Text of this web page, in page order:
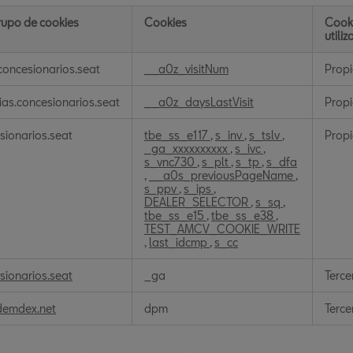
de cookies Cookies
__a0z_visitNum
__a0z_daysLastVisit
tbe_ss_e117 , s_inv , s_tslv ,
_ga_xxxxxxxxxx , s_ivc ,
s_vnc730 , s_plt , s_tp , s_dfa
,
__a0s_previousPageName ,
s_ppv , s_ips ,
DEALER_SELECTOR , s_sq ,
tbe_ss_e15 ,tbe_ss_e38 ,
TEST_AMCV_COOKIE_WRITE
, last_idcmp , s_cc
_ga
dpm